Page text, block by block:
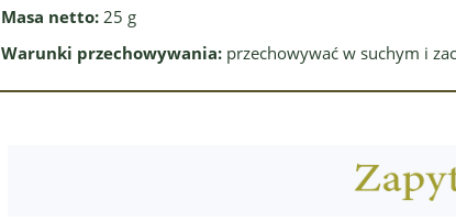
Masa netto: 25 g
Warunki przechowywania: przechowywać w suchym i